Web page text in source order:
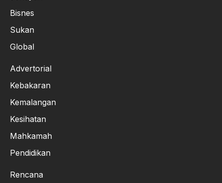
Bisnes
Sukan
Global
Advertorial
Kebakaran
Kemalangan
Kesihatan
Mahkamah
Pendidikan
Rencana